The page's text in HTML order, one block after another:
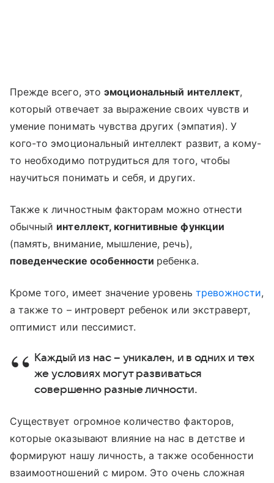
Прежде всего, это эмоциональный интеллект,
который отвечает за выражение своих чувств и
умение понимать чувства других (эмпатия). У
кого-то эмоциональный интеллект развит, а кому-
то необходимо потрудиться для того, чтобы
научиться понимать и себя, и других.
Также к личностным факторам можно отнести
обычный интеллект, когнитивные функции
(память, внимание, мышление, речь),
поведенческие особенности ребенка.
Кроме того, имеет значение уровень тревожности,
а также то – интроверт ребенок или экстраверт,
оптимист или пессимист.
Каждый из нас – уникален, и в одних и тех
же условиях могут развиваться
совершенно разные личности.
Существует огромное количество факторов,
которые оказывают влияние на нас в детстве и
формируют нашу личность, а также особенности
взаимоотношений с миром. Это очень сложная